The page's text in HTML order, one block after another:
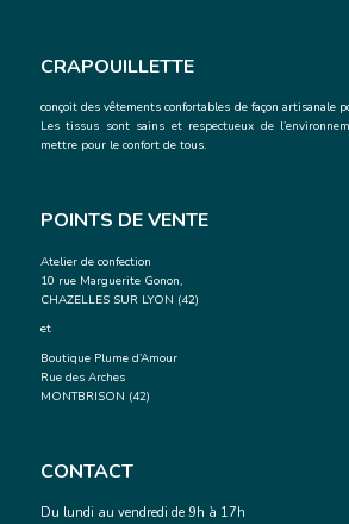
CRAPOUILLETTE
conçoit des vêtements confortables de façon artisanale
Les tissus sont sains et respectueux de
mettre pour le confort de tous.
POINTS DE VENTE
Atelier de confection
10 rue Marguerite Gonon,
CHAZELLES SUR LYON (42)
et
Boutique Plume d’Amour
Rue des Arches
MONTBRISON (42)
CONTACT
Du lundi au vendredi de 9h à 17h